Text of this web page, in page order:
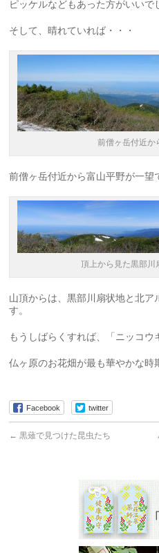
ピッケルなどもあった方がいいで
そして、晴れていれば・・・
前僧ヶ岳付近か
前僧ヶ岳付近から富山平野が一望
頂上から見た黒部川
山頂からは、黒部川扇状地と北ア
す。
もうしばらくすれば、「ニッコウ
仏ヶ原のお花畑が最も華やかな時
Facebook twitter
← 黒薙で見つけた昆虫たち